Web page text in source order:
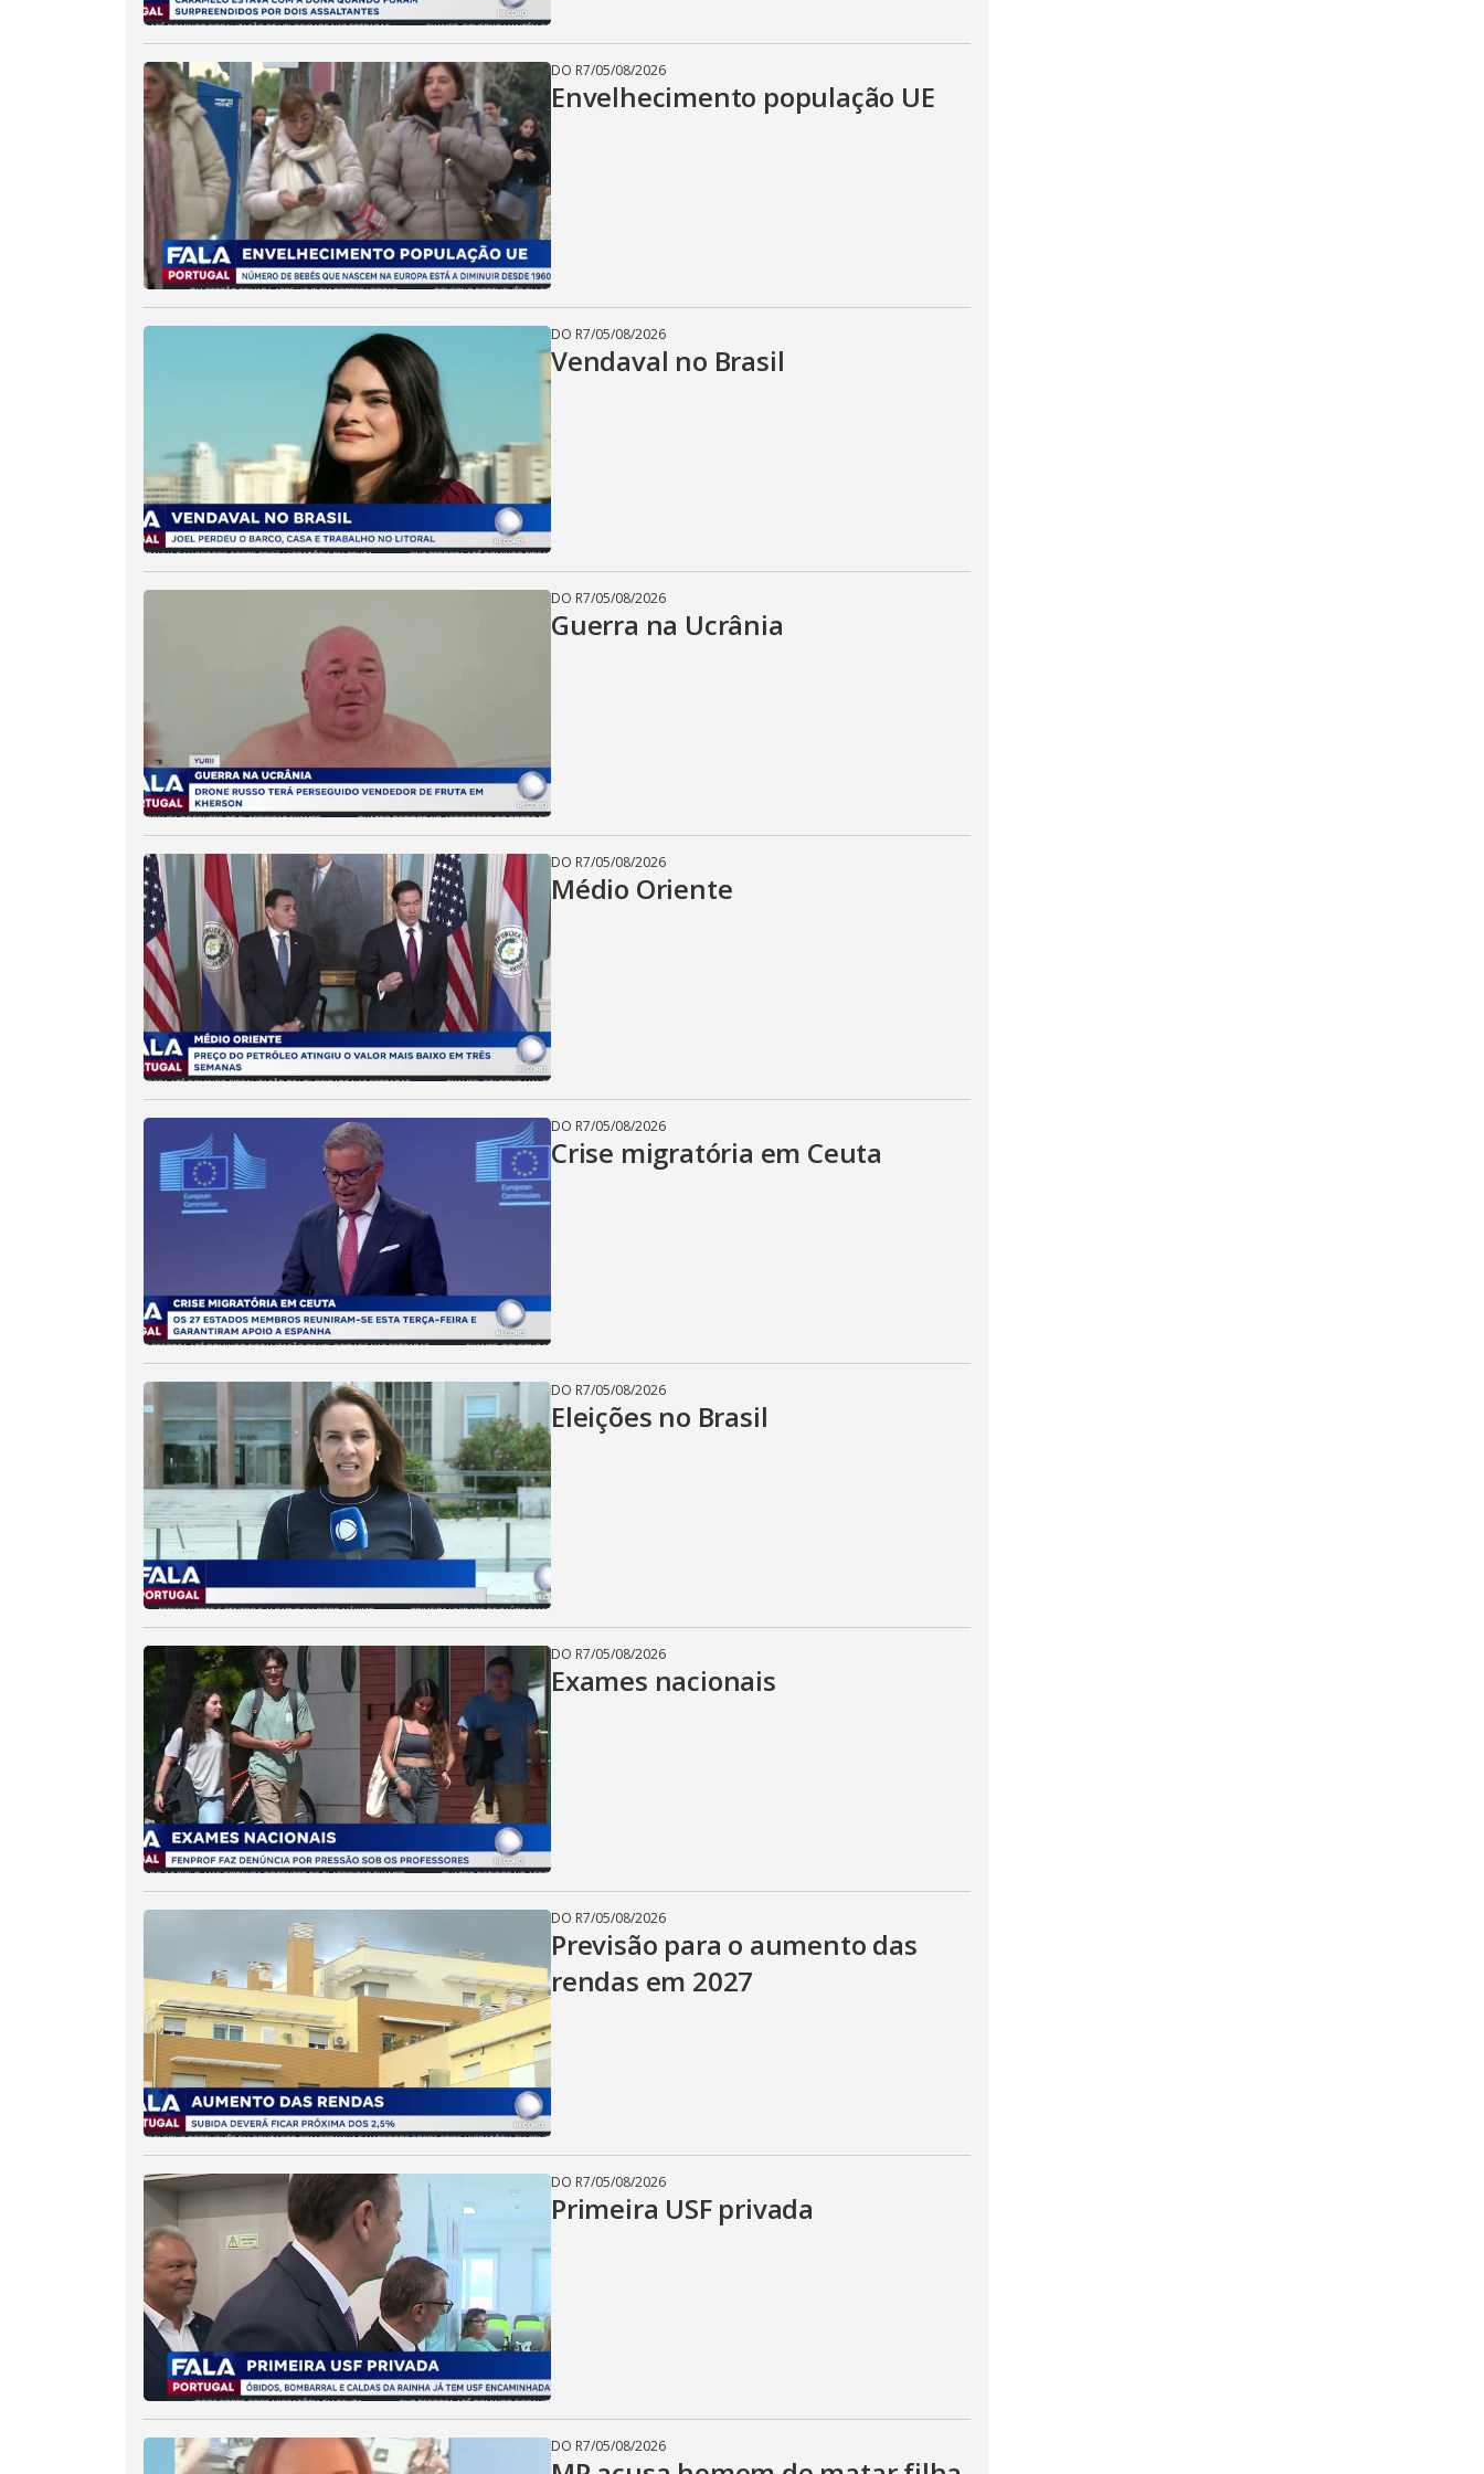
d
e
o
DO R7/05/08/2026
Envelhecimento população UE
DO R7/05/08/2026
Vendaval no Brasil
DO R7/05/08/2026
Guerra na Ucrânia
DO R7/05/08/2026
Médio Oriente
DO R7/05/08/2026
Crise migratória em Ceuta
DO R7/05/08/2026
Eleições no Brasil
DO R7/05/08/2026
Exames nacionais
DO R7/05/08/2026
Previsão para o aumento das
rendas em 2027
DO R7/05/08/2026
Primeira USF privada
DO R7/05/08/2026